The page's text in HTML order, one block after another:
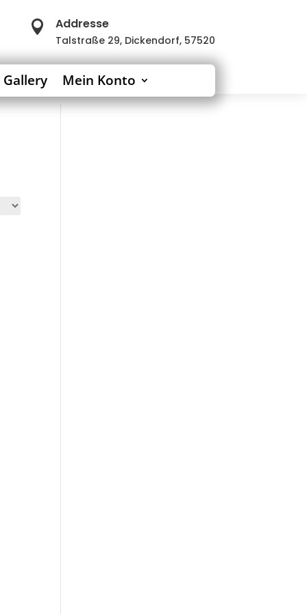
 Addresse
Talstraße 29, Dickendorf, 57520
Mein Konto